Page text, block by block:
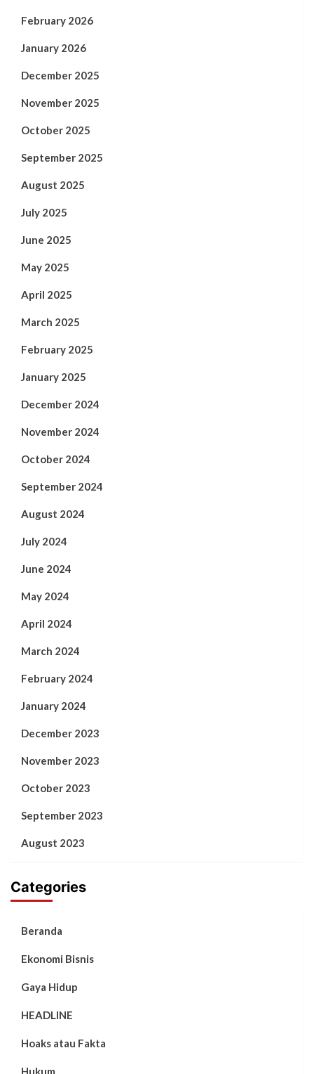
February 2026
January 2026
December 2025
November 2025
October 2025
September 2025
August 2025
July 2025
June 2025
May 2025
April 2025
March 2025
February 2025
January 2025
December 2024
November 2024
October 2024
September 2024
August 2024
July 2024
June 2024
May 2024
April 2024
March 2024
February 2024
January 2024
December 2023
November 2023
October 2023
September 2023
August 2023
Categories
Beranda
Ekonomi Bisnis
Gaya Hidup
HEADLINE
Hoaks atau Fakta
Hukum